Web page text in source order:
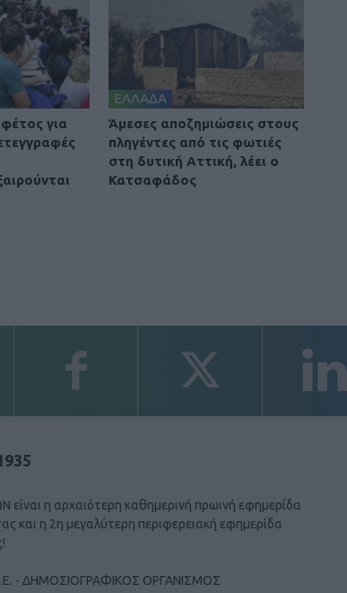
για
ΕΛΛΑΔΑ
Άμεσες αποζημιώσεις στους
πληγέντες από τις φωτιές
στη δυτική Αττική, λέει ο
Κατσαφάδος
η αρχαιότερη καθημερινή πρωινή εφημερίδα
και η 2η μεγαλύτερη περιφερειακή εφημερίδα
- ΔΗΜΟΣΙΟΓΡΑΦΙΚΟΣ ΟΡΓΑΝΙΣΜΟΣ